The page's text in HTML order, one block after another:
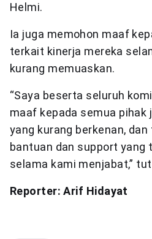
Helmi.
Ia juga memohon maaf
terkait kinerja mereka
kurang memuaskan.
“Saya beserta seluruh
maaf kepada semua pihak
yang kurang berkenan,
bantuan dan support yang
selama kami menjabat,”
Reporter: Arif Hidayat